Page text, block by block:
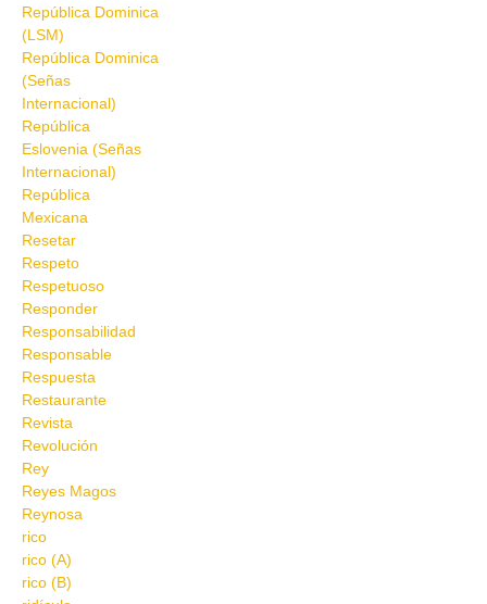
República Dominica
(LSM)
República Dominica
(Señas
Internacional)
República
Eslovenia (Señas
Internacional)
República
Mexicana
Resetar
Respeto
Respetuoso
Responder
Responsabilidad
Responsable
Respuesta
Restaurante
Revista
Revolución
Rey
Reyes Magos
Reynosa
rico
rico (A)
rico (B)